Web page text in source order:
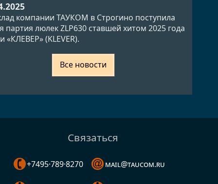
компании ТАУКОМ в Строгино поступила
партия люлек ZLP630 ставшей хитом 2025 года
«КЛЕВЕР» (KLEVER).
Все новости
Связаться
+7495·789·8270 mail@taucom.ru